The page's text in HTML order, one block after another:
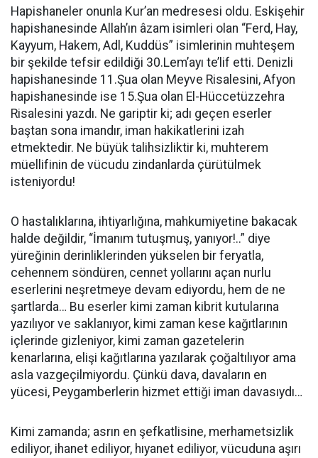
Hapishaneler onunla Kur’an medresesi oldu. Eskişehir
hapishanesinde Allah’ın âzam isimleri olan “Ferd, Hay,
Kayyum, Hakem, Adl, Kuddüs” isimlerinin muhteşem
bir şekilde tefsir edildiği 30.Lem’ayı te’lif etti. Denizli
hapishanesinde 11.Şua olan Meyve Risalesini, Afyon
hapishanesinde ise 15.Şua olan El-Hüccetüzzehra
Risalesini yazdı. Ne gariptir ki; adı geçen eserler
baştan sona imandır, iman hakikatlerini izah
etmektedir. Ne büyük talihsizliktir ki, muhterem
müellifinin de vücudu zindanlarda çürütülmek
isteniyordu!
O hastalıklarına, ihtiyarlığına, mahkumiyetine bakacak
halde değildir, “İmanım tutuşmuş, yanıyor!..” diye
yüreğinin derinliklerinden yükselen bir feryatla,
cehennem söndüren, cennet yollarını açan nurlu
eserlerini neşretmeye devam ediyordu, hem de ne
şartlarda… Bu eserler kimi zaman kibrit kutularına
yazılıyor ve saklanıyor, kimi zaman kese kağıtlarının
içlerinde gizleniyor, kimi zaman gazetelerin
kenarlarına, elişi kağıtlarına yazılarak çoğaltılıyor ama
asla vazgeçilmiyordu. Çünkü dava, davaların en
yücesi, Peygamberlerin hizmet ettiği iman davasıydı…
Kimi zamanda; asrın en şefkatlisine, merhametsizlik
ediliyor, ihanet ediliyor, hıyanet ediliyor, vücuduna aşırı